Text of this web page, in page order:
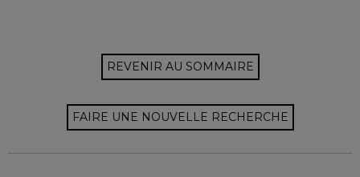
REVENIR AU SOMMAIRE
FAIRE UNE NOUVELLE RECHERCHE